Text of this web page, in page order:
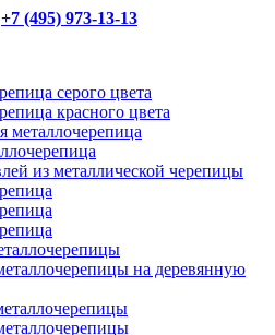
+7 (495) 973-13-13